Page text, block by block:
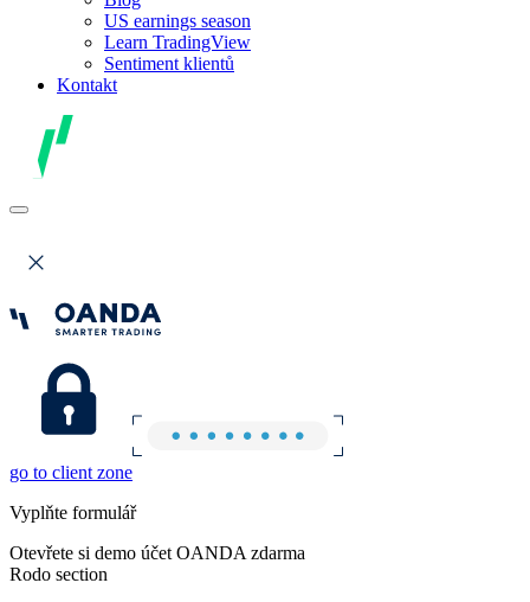
US earnings season
Learn TradingView
Sentiment klientů
Kontakt
go to client zone
Vyplňte formulář
Otevřete si demo účet OANDA zdarma
Rodo section